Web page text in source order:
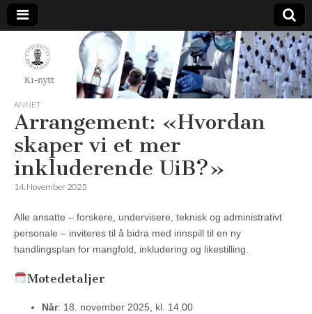
K1-
Nytt
ANNET
Arrangement: «Hvordan
skaper vi et mer
inkluderende UiB?»
14. November 2025
Alle ansatte – forskere, undervisere, teknisk og administrativt
personale – inviteres til å bidra med innspill til en ny
handlingsplan for mangfold, inkludering og likestilling.
Møtedetaljer
Når: 18. november 2025, kl. 14.00